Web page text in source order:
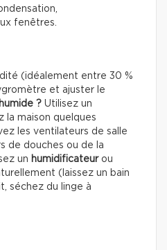
fenêtres.
(idéalement entre 30 %
et ajuster le
? Utilisez un
la maison quelques
les ventilateurs de salle
de douches ou de la
un humidificateurou
(laissez un bain
séchez du linge à